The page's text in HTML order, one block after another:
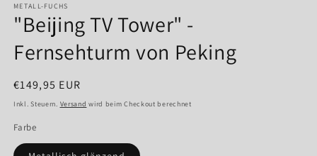
in
Modal
öffnen
METALL-FUCHS
"Beijing TV Tower" -
Fernsehturm von Peking
Normaler
Preis
€149,95 EUR
Inkl. Steuern. Versand wird beim Checkout berechnet
Farbe